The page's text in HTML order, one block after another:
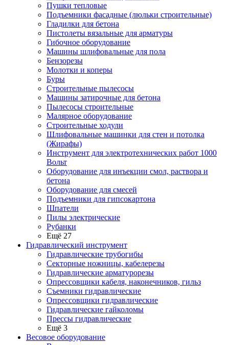
Пушки тепловые
Подъемники фасадные (люльки строительные)
Гладилки для бетона
Пистолеты вязальные для арматуры
Гибочное оборудование
Машины шлифовальные для пола
Бензорезы
Молотки и коперы
Буры
Строительные пылесосы
Машины затирочные для бетона
Пылесосы строительные
Малярное оборудование
Строительные ходули
Шлифовальные машинки для стен и потолка
(Жирафы)
Инструмент для электротехнических работ 1000
Вольт
Оборудование для инъекции смол, раствора и
бетона
Оборудование для смесей
Подъемники для гипсокартона
Шпатели
Пилы электрические
Рубанки
Ещё 27
Гидравлический инструмент
Гидравлические трубогибы
Секторные ножницы, кабелерезы
Гидравлические арматурорезы
Опрессовщики кабеля, наконечников, гильз
Съемники гидравлические
Опрессовщики гидравлические
Гидравлические гайколомы
Прессы гидравлические
Ещё 3
Весовое оборудование